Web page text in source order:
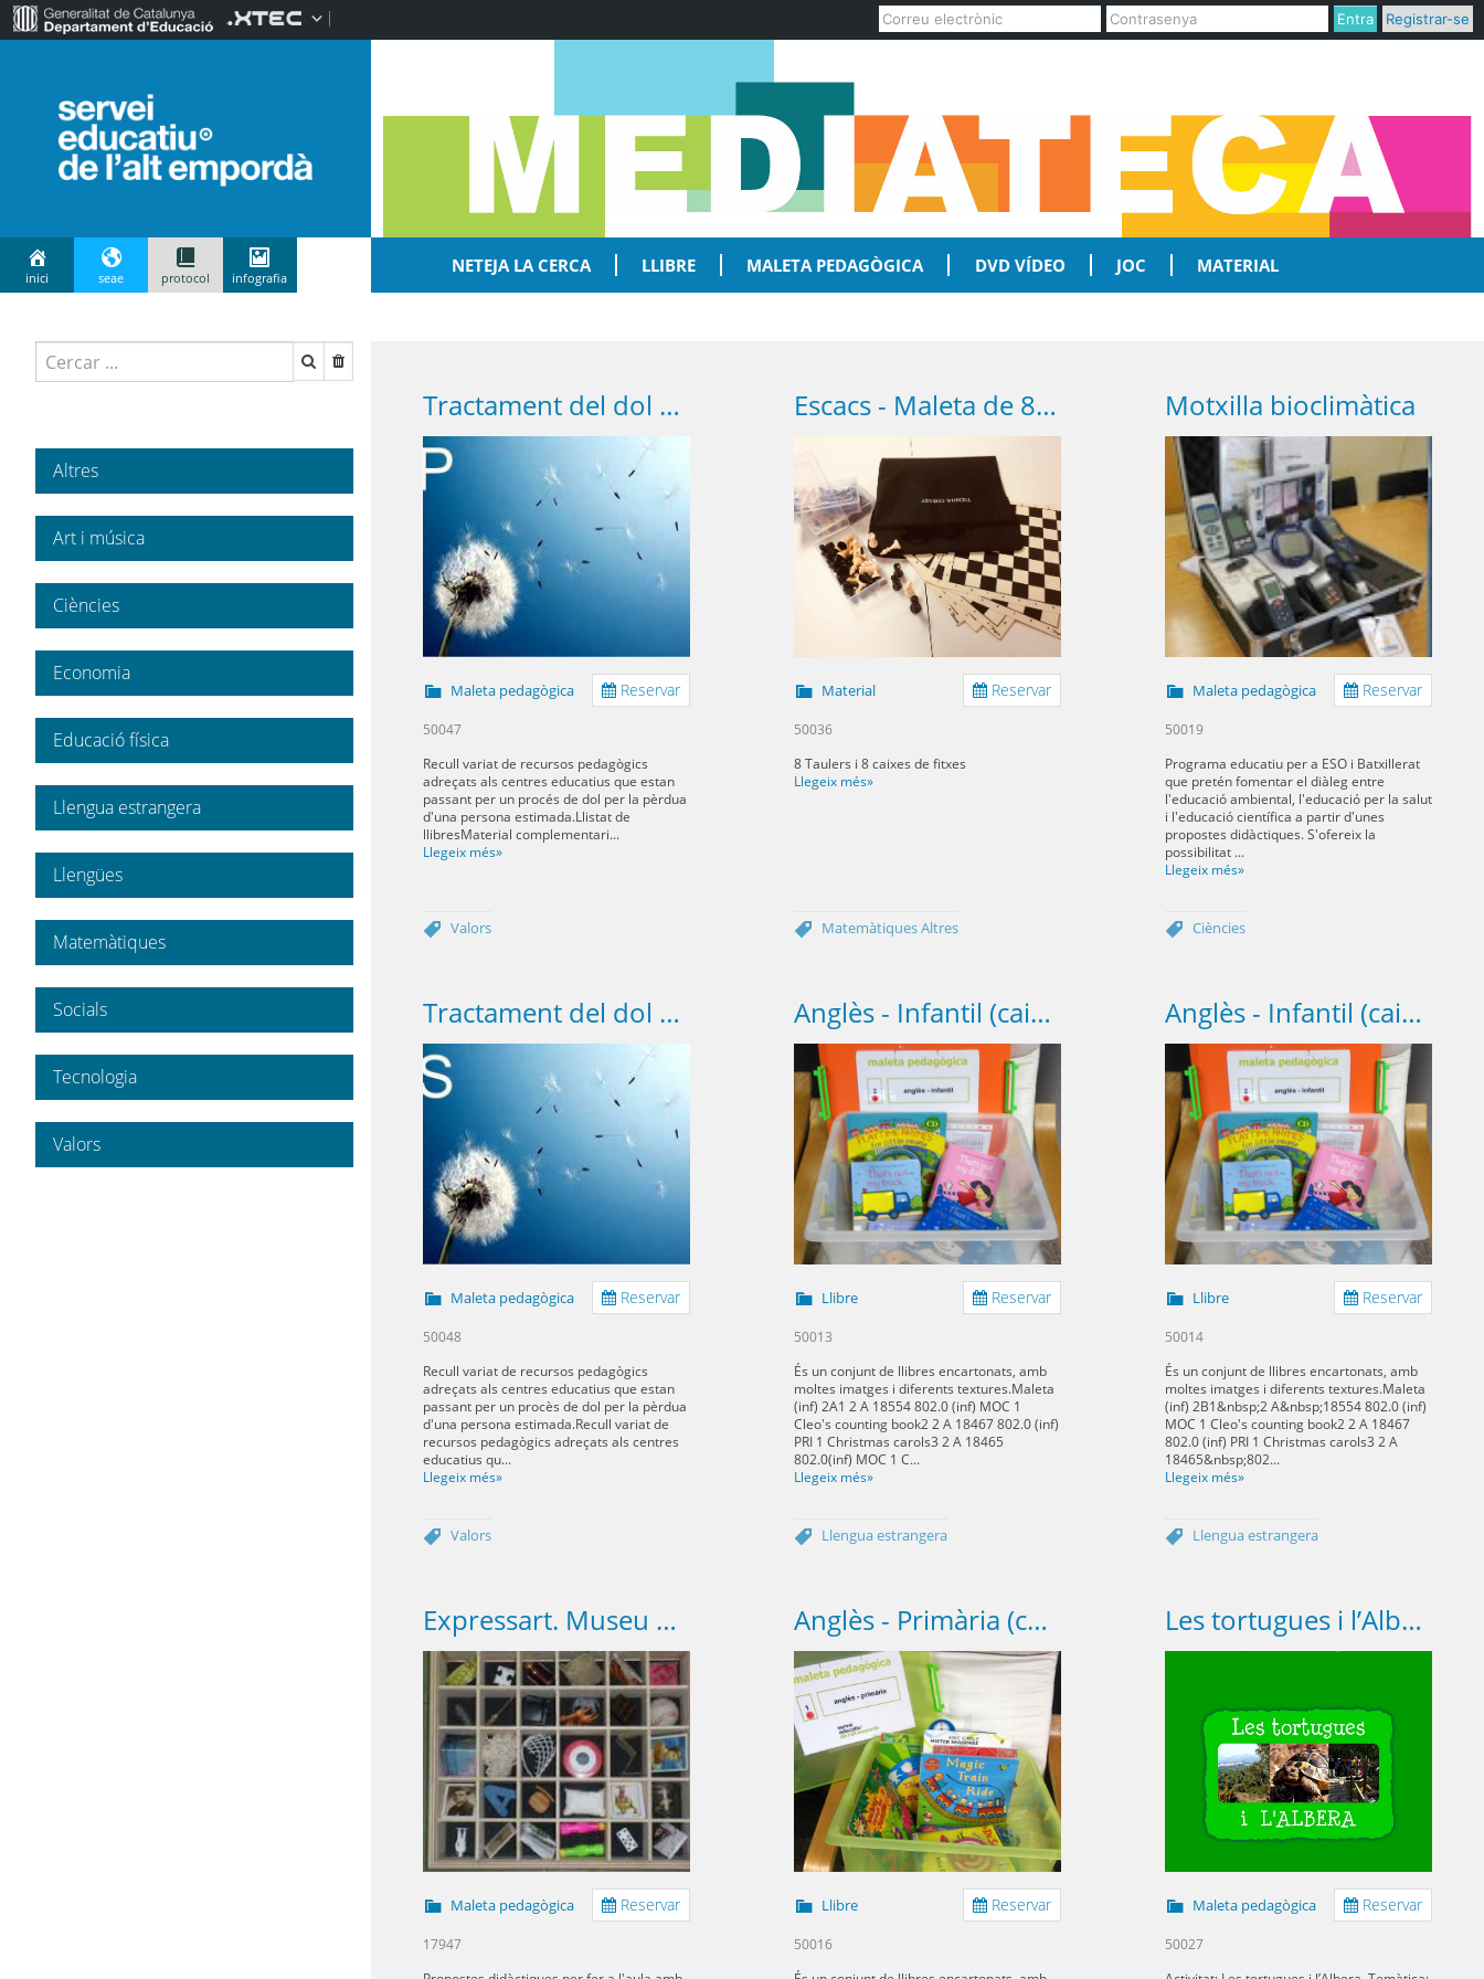
Entra Registrar-se
inici seae protocol infografia
NETEJA LA CERCA LLIBRE MALETA PEDAGÒGICA DVD VÍDEO JOC MATERIAL
Tractament del dol Primària
Reservar
Maleta pedagògica
50047
Recull variat de recursos pedagògics
adreçats als centres educatius que estan
passant per un procés de dol per la pèrdua
d'una persona estimada.Llistat de
llibresMaterial complementari...
Llegeix més»
Valors
Escacs - Maleta de 8 jocs
Reservar
Material
50036
8 Taulers i 8 caixes de fitxes
Llegeix més»
MatemàtiquesAltres
Motxilla bioclimàtica
Reservar
Maleta pedagògica
50019
Programa educatiu per a ESO i Batxillerat
que pretén fomentar el diàleg entre
l'educació ambiental, l'educació per la salut
i l'educació científica a partir d'unes
propostes didàctiques. S'ofereix la
possibilitat ...
Llegeix més»
Ciències
Tractament del dol Secundaria
Reservar
Maleta pedagògica
50048
Recull variat de recursos pedagògics
adreçats als centres educatius que estan
passant per un procès de dol per la pèrdua
d'una persona estimada.Recull variat de
recursos pedagògics adreçats als centres
educatius qu...
Llegeix més»
Valors
Anglès - Infantil (caixa A)
Reservar
Llibre
50013
És un conjunt de llibres encartonats, amb
moltes imatges i diferents textures.Maleta
(inf) 2A1 2 A 18554 802.0 (inf) MOC 1
Cleo's counting book2 2 A 18467 802.0 (inf)
PRI 1 Christmas carols3 2 A 18465
802.0(inf) MOC 1 C...
Llegeix més»
Llengua estrangera
Anglès - Infantil (caixa B)
Reservar
Llibre
50014
És un conjunt de llibres encartonats, amb
moltes imatges i diferents textures.Maleta
(inf) 2B1&nbsp;2 A&nbsp;18554 802.0 (inf)
MOC 1 Cleo's counting book2 2 A 18467
802.0 (inf) PRI 1 Christmas carols3 2 A
18465&nbsp;802...
Llegeix més»
Llengua estrangera
Expressart. Museu portàtl (MACBA)
Reservar
Maleta pedagògica
17947
Anglès - Primària (caixa B)
Reservar
Llibre
50016
Les tortugues i l’Albera - Arrela't
Reservar
Maleta pedagògica
50027
Altres
Art i música
Ciències
Economia
Educació física
Llengua estrangera
Llengües
Matemàtiques
Socials
Tecnologia
Valors